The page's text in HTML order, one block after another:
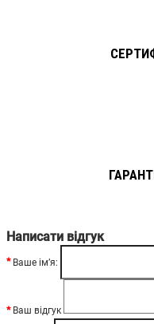
Написати відгук
Ваше ім’я:
Ваш відгук